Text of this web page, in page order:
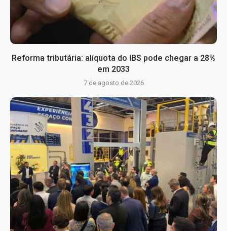
Reforma tributária: alíquota do IBS pode chegar a 28%
em 2033
7 de agosto de 2026